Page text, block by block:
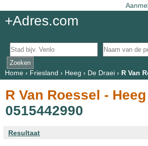
+Adres.com
Home› Friesland › Heeg › De Draei› R Van
R Van Roessel - Heeg
0515442990
Resultaat